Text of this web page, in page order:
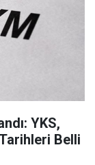
YKS,
Belli